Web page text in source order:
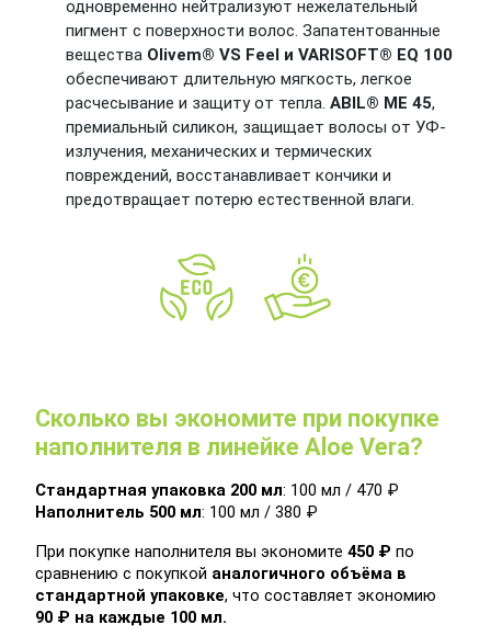
одновременно нейтрализуют нежелательный
пигмент с поверхности волос. Запатентованные
вещества Olivem® VS Feel и VARISOFT® EQ 100
обеспечивают длительную мягкость, легкое
расчесывание и защиту от тепла. ABIL® ME 45,
премиальный силикон, защищает волосы от УФ-
излучения, механических и термических
повреждений, восстанавливает кончики и
предотвращает потерю естественной влаги.
Сколько вы экономите при покупке
наполнителя в линейке Aloe Vera?
Стандартная упаковка 200 мл: 100 мл / 470 ₽
Наполнитель 500 мл: 100 мл / 380 ₽
При покупке наполнителя вы экономите 450 ₽ по
сравнению с покупкой аналогичного объёма в
стандартной упаковке
90 ₽ на каждые 100 мл.